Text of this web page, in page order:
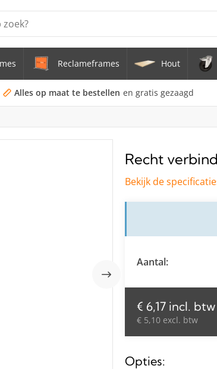
tafel uit buis Ø 33,7 mm zwenkwielen Ø 75 mm
(zonder spandoek) uit gegalvaniseerde
Ø 21,3 mm
Ø 21,3 mm
Reclameframes Hout
Alles op maat te bestellen en gratis gezaagd
Recht
Bekijk de
Aantal:
€ 6,17 incl. btw
€ 5,10 excl. btw
Opties: